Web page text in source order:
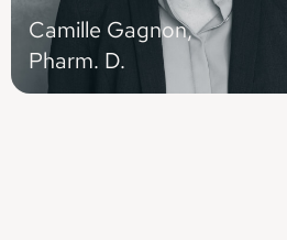
Camille Gagnon,
Pharm. D.
Pharmacienne clinicienne (Montréal),